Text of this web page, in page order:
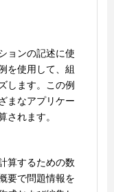
ョンの記述に使
を使用して、組
します。この例
まなアプリケー
れます。
算するための数
要で問題情報を